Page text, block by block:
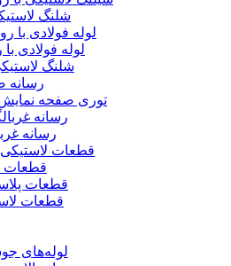
شلنگ
لوله فولادی با
لوله فولادی
شلنگ
رسانه
توری صفحه نمایش
رسانه
رسانه
قطعات
قطعات
قطعات
قطعات
لوله‌های